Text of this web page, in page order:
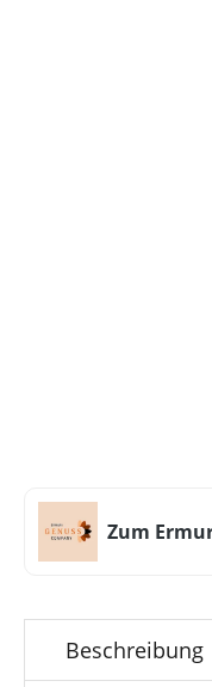
Zum
Beschreibung